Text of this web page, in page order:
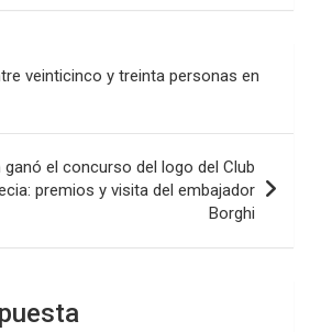
ke
n
m
ar
tir
veinticinco y treinta personas en
ganó el concurso del logo del Club
premios y visita del embajador
Borghi